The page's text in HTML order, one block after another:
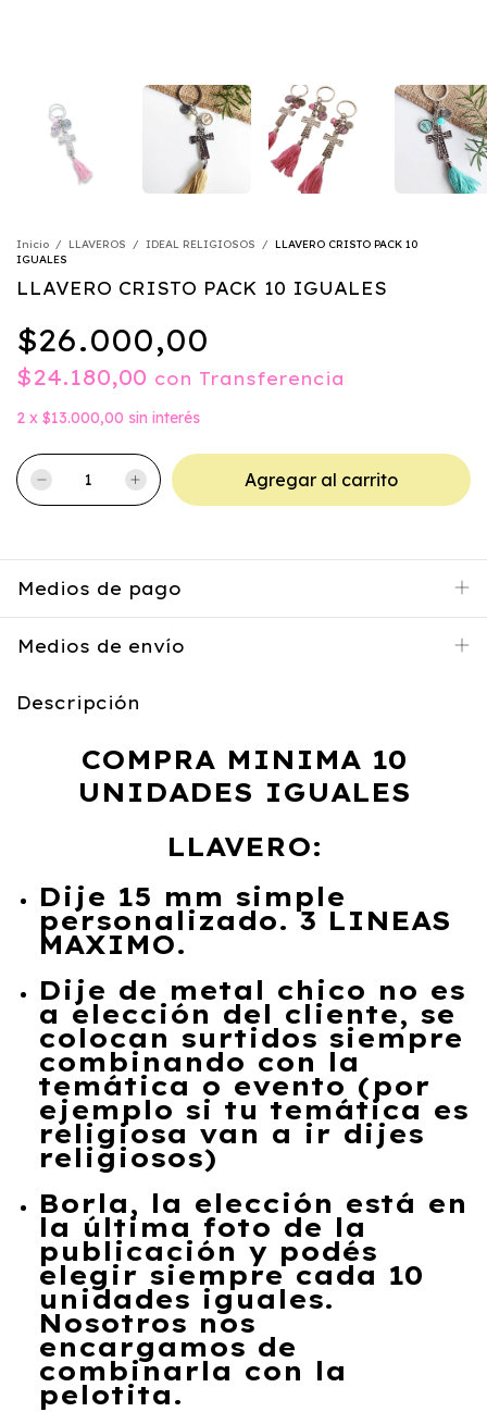
Inicio / LLAVEROS / IDEAL RELIGIOSOS / LLAVERO CRISTO PACK 10
IGUALES
LLAVERO CRISTO PACK 10 IGUALES
$26.000,00
$24.180,00 con Transferencia
2 x $13.000,00 sin interés
Medios de pago
Medios de envío
Descripción
COMPRA MINIMA 10
UNIDADES IGUALES
LLAVERO:
Dije 15 mm simple
personalizado. 3 LINEAS
MAXIMO.
Dije de metal chico no es
a elección del cliente, se
colocan surtidos siempre
combinando con la
temática o evento (por
ejemplo si tu temática es
religiosa van a ir dijes
religiosos)
Borla, la elección está en
la última foto de la
publicación y podés
elegir siempre cada 10
unidades iguales.
Nosotros nos
encargamos de
combinarla con la
pelotita.